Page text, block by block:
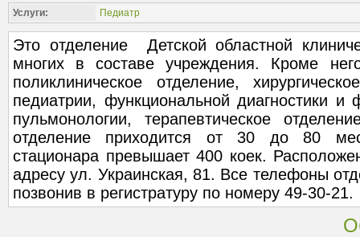
Услуги: Педиатр
Это отделение Детской областной
многих в составе учреждения. Кроме
поликлиническое отделение,
педиатрии, функциональной диагностики и
пульмонологии, терапевтическое
отделение приходится от 30 до 80
стационара превышает 400 коек.
адресу ул. Украинская, 81. Все телефоны
позвонив в регистратуру по номеру 49-30-21.